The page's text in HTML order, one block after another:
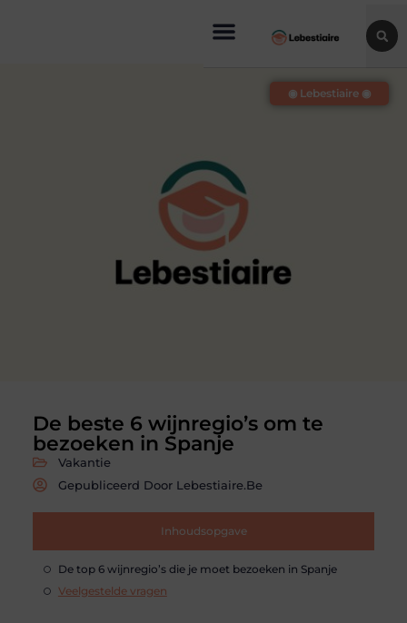
De beste 6 wijnregio’s om te
bezoeken in Spanje
Vakantie
Gepubliceerd Door Lebestiaire.be
Inhoudsopgave
De top 6 wijnregio’s die je moet bezoeken in Spanje
Veelgestelde vragen
◉ Lebestiaire ◉